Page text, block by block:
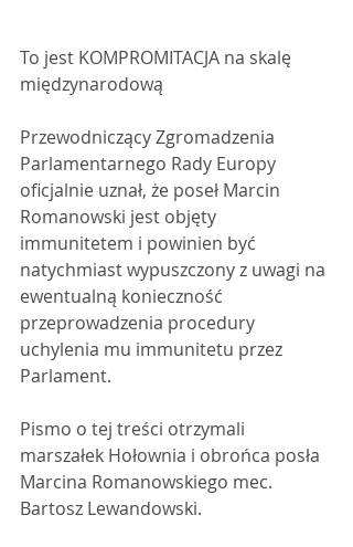
To jest KOMPROMITACJA na skalę
międzynarodową
Przewodniczący Zgromadzenia
Parlamentarnego Rady Europy
oficjalnie uznał, że poseł Marcin
Romanowski jest objęty
immunitetem i powinien być
natychmiast wypuszczony z uwagi na
ewentualną konieczność
przeprowadzenia procedury
uchylenia mu immunitetu przez
Parlament.
Pismo o tej treści otrzymali
marszałek Hołownia i obrońca posła
Marcina Romanowskiego mec.
Bartosz Lewandowski.